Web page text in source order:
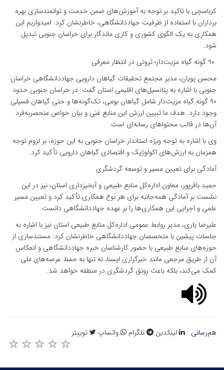
کرباسچی با تاکید بر توجه به آموزش‌های ضمن خدمت و توانمندسازی بهره
برداران با استفاده از ظرفیت جهاددانشگاهی، خاطرنشان کرد: امیدواریم این
همکاری به یک الگوی کشوری و کاری ماندگار برای خراسان جنوبی تبدیل
شود.
محسن پویان، مدیر مجتمع تحقیقات گیاهان دارویی جهاددانشگاهی خراسان
جنوبی با اشاره به پتانسیل‌های اقلیمی استان گفت: در خراسان جنوبی حدود
۹۰ گونه گیاه مزیت‌دار شامل گیاهان بومی، تک‌گونه‌ها و حتی گیاهان فسیلی
وجود دارد. هدف ما تبیین ارزش این منابع غنی و بیان خواص منحصربه‌فرد
آن‌ها در قالب محتواهای رسانه‌ای است.
وی با اشاره به توجه ویژه استاندار خراسان جنوبی به این حوزه، بر لزوم توجه
همزمان به ارزش‌های اکولوژیک و اقتصادی گیاهان دارویی تأکید کرد.
آمادگی برای تعیین مسیر و توسعه گردشگری
حمید باقرپور، معاون اداره‌کل منابع طبیعی و آبخیزداری استان، نیز در این
نشست بر آمادگی همه‌جانبه برای هر نوع همکاری تأکید کرد و تعیین مسیر
علمی و اجرایی این همکاری‌ها را بر عهده جهاددانشگاهی دانست.
علیرضا یاری، مدیر روابط عمومی اداره‌کل منابع طبیعی استان نیز با اشاره به
جلسات پیشین با متخصصان جهاددانشگاهی خاطرنشان کرد: مستندسازی از
حوزه‌های منابع طبیعی با حضور کارشناسان خبره جهاددانشگاهی و انعکاس
آن از طریق مرجعی مانند خبرگزاری ایسنا، نه تنها به حفظ عرصه‌های ملی
کمک می‌کند، بلکه باعث رونق گردشگری در منطقه خواهد شد.
هم‌رسانی : لینکدین تلگرام واتساپ توییتر